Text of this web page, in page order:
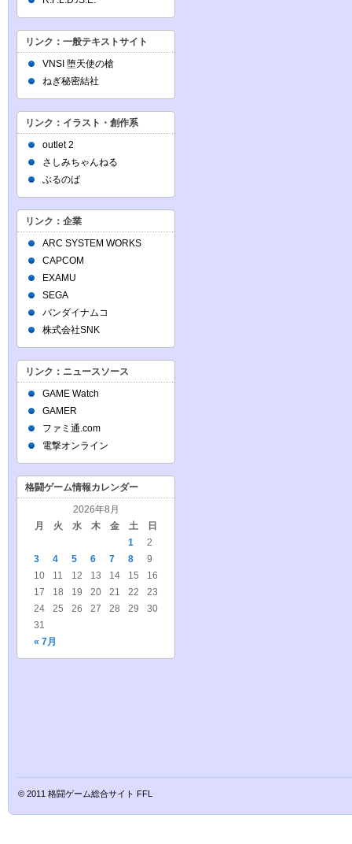
リンク：一般テキストサイト
VNSI 堕天使の槍
ねぎ秘密結社
リンク：イラスト・創作系
outlet 2
さしみちゃんねる
ぶるのば
リンク：企業
ARC SYSTEM WORKS
CAPCOM
EXAMU
SEGA
バンダイナムコ
株式会社SNK
リンク：ニュースソース
GAME Watch
GAMER
ファミ通.com
電撃オンライン
格闘ゲーム情報カレンダー
2026年8月
月
火 水 木 金 土 日
« 7月
1
2
3
4 5 6 7 8
9
10
11 12 13 14 15
16
17
18 19 20 21 22
23
24
25 26 27 28 29
30
31
© 2011 格闘ゲーム総合サイト FFL